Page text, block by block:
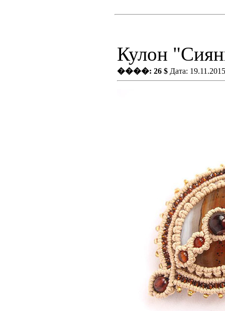
Кулон
����: 26 $ Дата: